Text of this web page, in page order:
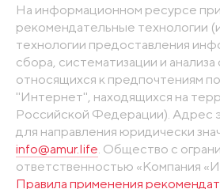
На информационном ресурсе
рекомендательные технологии
технологии предоставления
сбора, систематизации и анализа
относящихся к предпочтениям
"Интернет", находящихся на
Российской Федерации). Адрес
для направления юридически
info@amur.life . Общество с
ответственностью «Компания
Правила применения